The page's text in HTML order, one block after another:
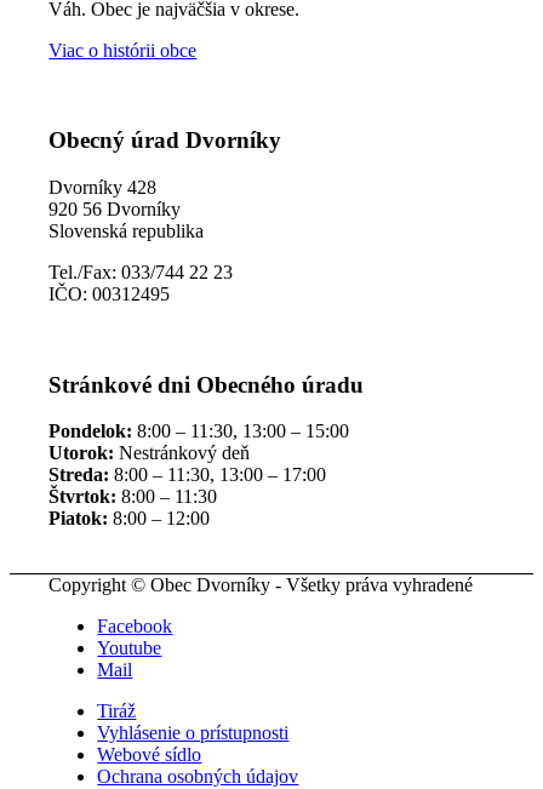
Váh. Obec je najväčšia v okrese.
Viac o histórii obce
Obecný úrad Dvorníky
Dvorníky 428
920 56 Dvorníky
Slovenská republika
Tel./Fax: 033/744 22 23
IČO: 00312495
Stránkové dni Obecného úradu
Pondelok: 8:00 – 11:30, 13:00 – 15:00
Utorok: Nestránkový deň
Streda: 8:00 – 11:30, 13:00 – 17:00
Štvrtok: 8:00 – 11:30
Piatok: 8:00 – 12:00
Copyright © Obec Dvorníky - Všetky práva vyhradené
Facebook
Youtube
Mail
Tiráž
Vyhlásenie o prístupnosti
Webové sídlo
Ochrana osobných údajov